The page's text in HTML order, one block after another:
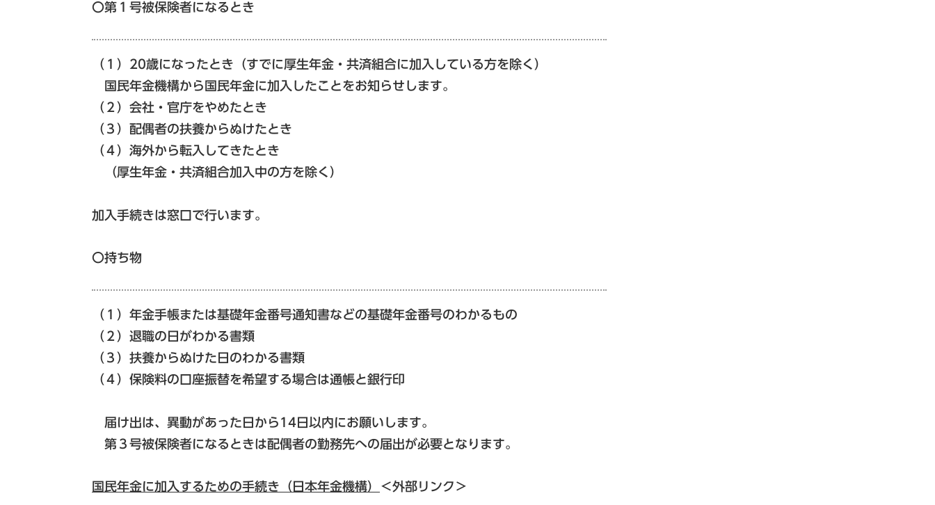
〇第１号被保険者になるとき
（１）20歳になったとき（すでに厚生年金・共済組合に加入している方を除く）
国民年金機構から国民年金に加入したことをお知らせします。
（２）会社・官庁をやめたとき
（３）配偶者の扶養からぬけたとき
（４）海外から転入してきたとき
（厚生年金・共済組合加入中の方を除く）
加入手続きは窓口で行います。
〇持ち物
（１）年金手帳または基礎年金番号通知書などの基礎年金番号のわかるもの
（２）退職の日がわかる書類
（３）扶養からぬけた日のわかる書類
（４）保険料の口座振替を希望する場合は通帳と銀行印
届け出は、異動があった日から14日以内にお願いします。
第３号被保険者になるときは配偶者の勤務先への届出が必要となります。
国民年金に加入するための手続き（日本年金機構） ＜外部リンク＞